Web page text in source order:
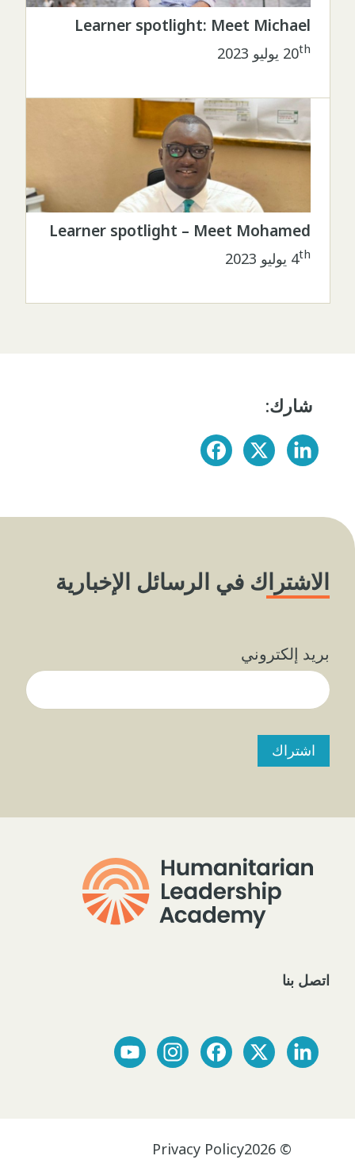
Learner spotlight: Meet Michael
20th يوليو 2023
Learner spotlight – Meet Mohamed
4th يوليو 2023
شارك:
الاشتراك في الرسائل الإخبارية
بريد إلكتروني
اشتراك
اتصل بنا
© 2026
Privacy Policy